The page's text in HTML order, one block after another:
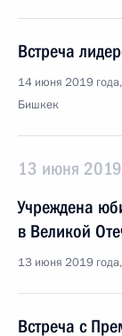
Встреча
14 июня 2019
Бишкек
13 июня 2019
Учреждена
в Великой
13 июня 2019
Встреча с